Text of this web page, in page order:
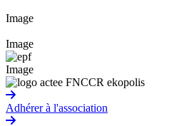
Image
Image
Image
Adhérer à l'association